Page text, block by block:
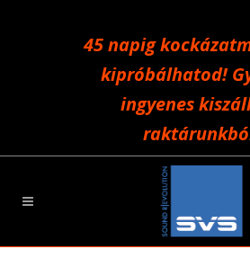
45 napig
kipróbálhatod!
ingyenes